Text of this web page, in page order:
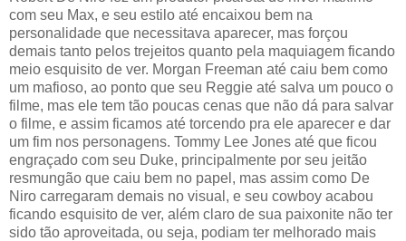
com seu Max, e seu estilo até encaixou bem na
personalidade que necessitava aparecer, mas forçou
demais tanto pelos trejeitos quanto pela maquiagem ficando
meio esquisito de ver. Morgan Freeman até caiu bem como
um mafioso, ao ponto que seu Reggie até salva um pouco o
filme, mas ele tem tão poucas cenas que não dá para salvar
o filme, e assim ficamos até torcendo pra ele aparecer e dar
um fim nos personagens. Tommy Lee Jones até que ficou
engraçado com seu Duke, principalmente por seu jeitão
resmungão que caiu bem no papel, mas assim como De
Niro carregaram demais no visual, e seu cowboy acabou
ficando esquisito de ver, além claro de sua paixonite não ter
sido tão aproveitada, ou seja, podiam ter melhorado mais